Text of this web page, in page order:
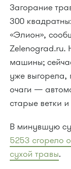
Загорание
300
«Элион»,
Zelenograd.ru.
машины;
уже выгорела,
очаги —
старые ветки
В минувшую
5253 сгорело
сухой травы.